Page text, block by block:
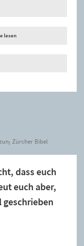
lesen
Zürcher Bibel
dass euch
euch aber,
geschrieben